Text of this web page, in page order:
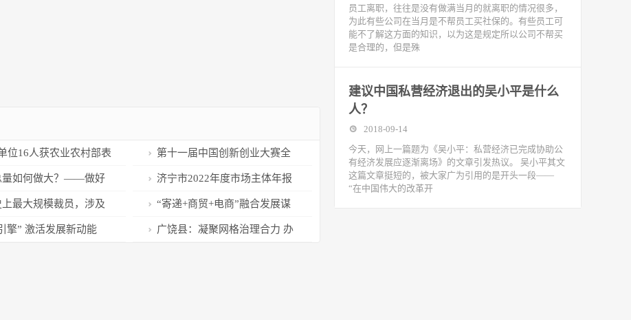
位16人获农业农村部表 第十一届中国创新创业大赛全
国赛落幕 我省两家企业荣获“优
秀企业”称号
量如何做大？——做好
济工作系列报道之二
济宁市2022年度市场主体年报
公示全面启动
上最大规模裁员，涉及
亚马逊“扛不住”了？
“寄递+商贸+电商”融合发展谋
振兴
擎” 激活发展新动能 广饶县：凝聚网格治理合力 办
​员工离职，往往是没有做满当月的就离职的情况很多，
为此有些公司在当月是不帮员工买社保的。有些员工可
能不了解这方面的知识，以为这是规定所以公司不帮买
是合理的，但是殊
建议中国私营经济退出的吴小平是什么
人？
2018-09-14
今天，网上一篇题为《吴小平：私营经济已完成协助公
有经济发展应逐渐离场》的文章引发热议。 吴小平其文
这篇文章挺短的，被大家广为引用的是开头一段——
“在中国伟大的改革开